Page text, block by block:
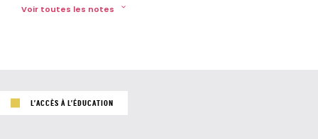
Voir toutes les notes
L’ACCÈS À L’ÉDUCATION